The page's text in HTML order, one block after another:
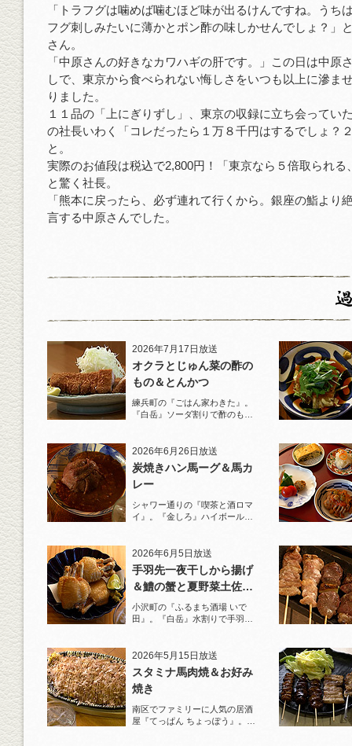
「トラフグは噛めば噛むほど味が出るけんですね。うち
フグ刺しみたいに薄かとポン酢の味しかせんでしょ？」
さん。
「中原さんの好きなカワハギの肝です。」この日は中原
しで、東京から食べられない悔しさをいつも以上に滲ま
りました。
１１品の「上にぎりずし」、東京の収録に立ち会ってい
の社長いわく「コレだったら１万８千円はするでしょ？
と。
実際のお値段は税込で2,800円！「東京なら５倍取られる
と驚く社長。
「熊本に戻ったら、必ず連れて行くから。銀座の鮨より
言する中原さんでした。
2026年7月17日放送
オクラとじゅん菜の酢の
もの＆とんかつ
練兵町の『ごはん家わきた』。
『白岳』ソーダ割りで酢のもの
2026年6月26日放送
炭焼きハン馬ーグ＆馬カ
レー
シャワー通りの『喫茶と酒ロマ
イ』。『金しろ』ハイボールで
2026年6月5日放送
手羽先一夜干しから揚げ
＆鱧の蟹と夏野菜土佐酢
ジュレがけ
小沢町の『ふるまち酒場 いで
田』。『白岳』水割りで手羽先
2026年5月15日放送
スタミナ馬肉焼＆お好み
焼き
南区でファミリーに人気の居酒
屋『てっぱん ちょっぽう』。王